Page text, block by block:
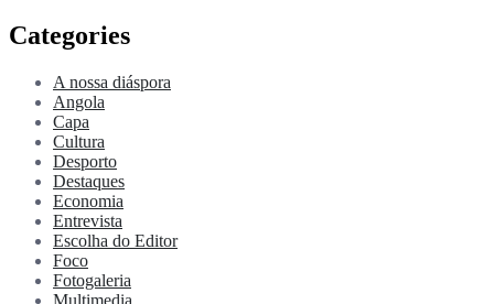
Categories
A nossa diáspora
Angola
Capa
Cultura
Desporto
Destaques
Economia
Entrevista
Escolha do Editor
Foco
Fotogaleria
Multimedia